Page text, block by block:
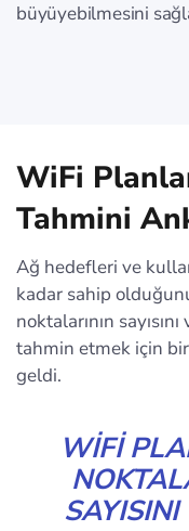
büyüyebilmesini
WiFi
Tahmini
Ağ hedefleri ve
kadar sahip
noktalarının
tahmin etmek için
geldi.
WIFI